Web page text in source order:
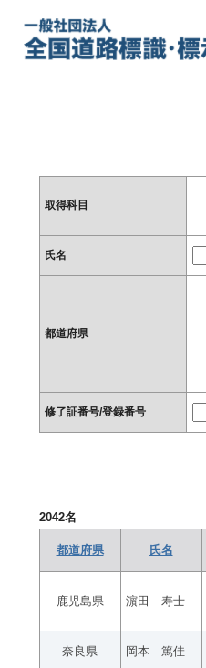
取得科目
氏名
都道府県
修了証番号/登録番号
2042名
都道府県 氏名
鹿児島県 濵田 寿士
奈良県 岡本 篤佳